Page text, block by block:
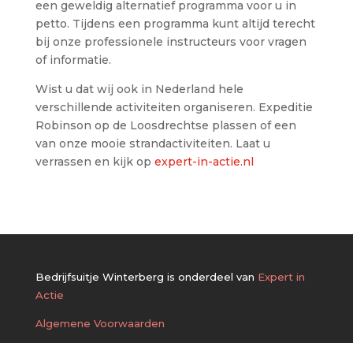
een geweldig alternatief programma voor u in
petto. Tijdens een programma kunt altijd terecht
bij onze professionele instructeurs voor vragen
of informatie.
Wist u dat wij ook in Nederland hele
verschillende activiteiten organiseren. Expeditie
Robinson op de Loosdrechtse plassen of een
van onze mooie strandactiviteiten. Laat u
verrassen en kijk op expert-in-actie.nl
Bedrijfsuitje Winterberg is onderdeel van Expert in
Actie
Algemene Voorwaarden